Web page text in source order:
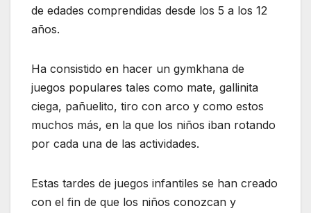
de edades comprendidas desde los 5 a los 12
años.
Ha consistido en hacer un gymkhana de
juegos populares tales como mate, gallinita
ciega, pañuelito, tiro con arco y como estos
muchos más, en la que los niños iban rotando
por cada una de las actividades.
Estas tardes de juegos infantiles se han creado
con el fin de que los niños conozcan y